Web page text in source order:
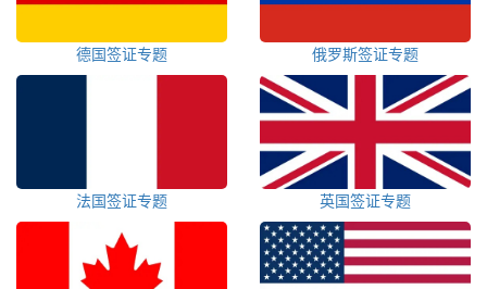
德国签证专题 俄罗斯签证专题
法国签证专题 英国签证专题